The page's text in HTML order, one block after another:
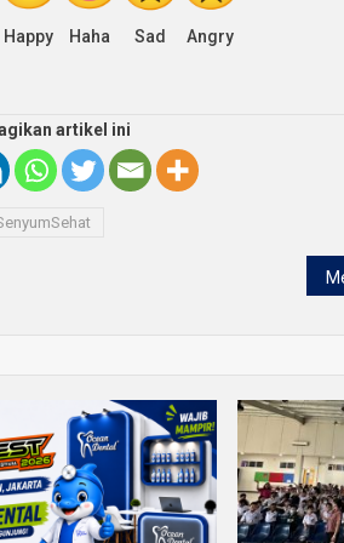
Happy Haha Sad Angry
artikel ini